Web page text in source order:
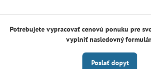
Potrebujete vypracovať cenovú ponuku pre
vyplniť nasledovný
Poslať dopyt